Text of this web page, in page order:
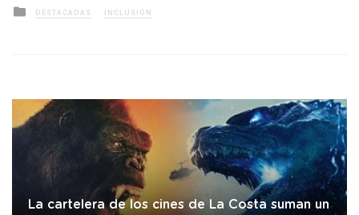
Posted
in
DESTACADAS INCLUSIÓN
La cartelera de los cines de La Costa suman un